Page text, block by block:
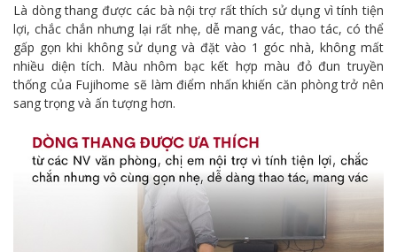
Là dòng thang được các bà nội trợ rất thích sử dụng vì tính tiện
lợi, chắc chắn nhưng lại rất nhẹ, dễ mang vác, thao tác, có thể
gấp gọn khi không sử dụng và đặt vào 1 góc nhà, không mất
nhiều diện tích. Màu nhôm bạc kết hợp màu đỏ đun truyền
thống của Fujihome sẽ làm điểm nhấn khiến căn phòng trở nên
sang trọng và ấn tượng hơn.